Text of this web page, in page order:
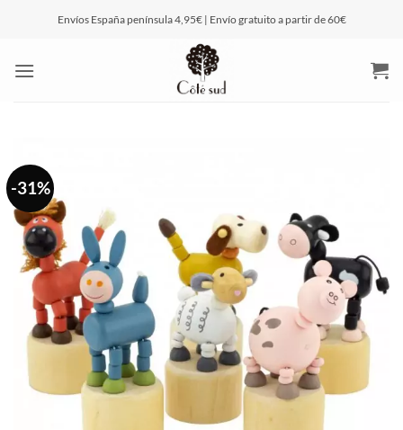
Envíos España península 4,95€ | Envío gratuito a partir de 60€
-31%